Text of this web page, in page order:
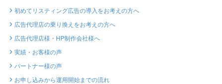
初めてリスティング広告の導入をお考えの方へ
広告代理店の乗り換えをお考えの方へ
広告代理店様・HP制作会社様へ
実績・お客様の声
パートナー様の声
お申し込みから運用開始までの流れ